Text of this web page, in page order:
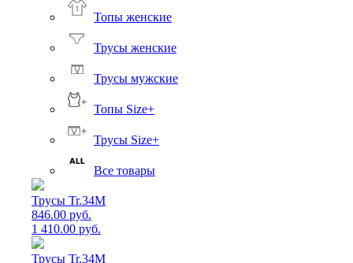
Топы женские
Трусы женские
Трусы мужские
Топы Size+
Трусы Size+
Все товары
Трусы Tr.34M
846.00 руб.
1 410.00 руб.
Трусы Tr.34M